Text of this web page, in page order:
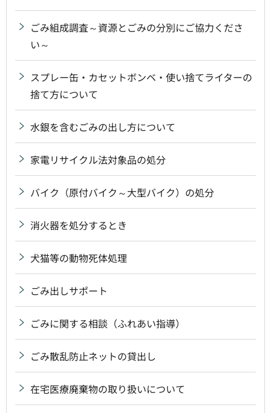
ごみ組成調査～資源とごみの分別にご協力くださ
い～
スプレー缶・カセットボンベ・使い捨てライターの
捨て方について
水銀を含むごみの出し方について
家電リサイクル法対象品の処分
バイク（原付バイク～大型バイク）の処分
消火器を処分するとき
犬猫等の動物死体処理
ごみ出しサポート
ごみに関する相談（ふれあい指導）
ごみ散乱防止ネットの貸出し
在宅医療廃棄物の取り扱いについて